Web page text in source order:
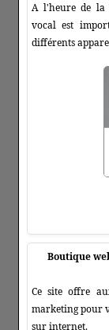
A l'heure de la
vocal est
différents
Boutique
Ce site offre
marketing pour
sur internet.